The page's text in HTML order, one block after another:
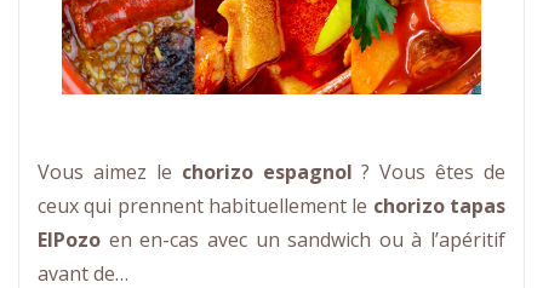
Vous aimez le chorizo espagnol ? Vous êtes de
ceux qui prennent habituellement le chorizo tapas
ElPozo en en-cas avec un sandwich ou à l’apéritif
avant de…